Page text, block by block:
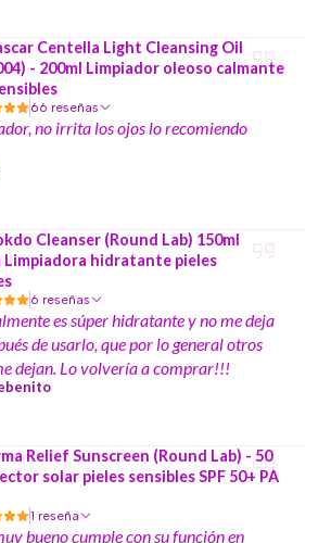
Centella Light Cleansing Oil
- 200ml Limpiador oleoso calmante
66 reseñas
no irrita los ojos lo recomiendo
Cleanser (Round Lab) 150ml
Limpiadora hidratante pieles
6 reseñas
es súper hidratante y no me deja
de usarlo, que por lo general otros
dejan. Lo volvería a comprar!!!
Relief Sunscreen (Round Lab) - 50
solar pieles sensibles SPF 50+ PA
1 reseña
bueno cumple con su función en